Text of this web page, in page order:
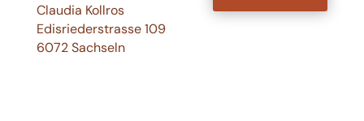
Claudia Kollros
Edisriederstrasse 109
6072 Sachseln